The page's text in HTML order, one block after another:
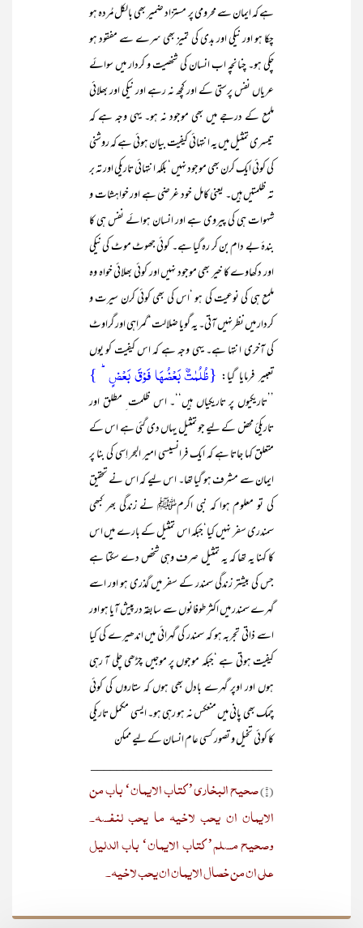
ہے کہ ایمان سے محرومی پر مستزاد ضمیر بھی بالکل مُردہ ہو
چکا ہو اور نیکی اور بدی کی تمیز بھی سرے سے مفقود ہو
چکی ہو۔ چنانچہ اب انسان کی شخصیت و کردار میں سوائے
عریاں نفس پرستی کے اور کچھ نہ رہے اور نیکی اور بھلائی
ملمع کے درجے میں بھی موجود نہ ہو۔ یہی وجہ ہے کہ
تیسری تمثیل میں یہ انتہائی کیفیت بیان ہوئی ہے کہ روشنی
کی کوئی ایک کرن بھی موجود نہیں‘ بلکہ انتہائی تاریکی اور تہ بر
تہ ظلمتیں ہیں۔ یعنی کامل خود غرضی ہے اور خواہشات و
شہوات ہی کی پیروی ہے اور انسان ہوائے نفس ہی کا
بندۂ بے دام بن کر رہ گیا ہے۔ کوئی جھوٹ موٹ کی نیکی
اور دکھاوے کا خیر بھی موجود نہیں اور کوئی بھلائی خواہ وہ
ملمع ہی کی نوعیت کی ہو ‘اس کی بھی کوئی کرن سیرت و
کردار میں نظرنہیں آتی۔ یہ گویا ضلالت‘ گمراہی اور گراوٹ
کی آخری انتہا ہے۔ یہی وجہ ہے کہ اس کیفیت کو یوں
تعبیر فرمایا گیا: {ظُلُمٰتٌۢ بَعۡضُہَا فَوۡقَ بَعۡضٍ ؕ }
’’تاریکیوں پر تاریکیاں ہیں‘‘۔ اس ظلمت ِ مطلق اور
تاریکیٔ محض کے لیے جو تمثیل یہاں دی گئی ہے اس کے
متعلق کہا جاتا ہے کہ ایک فرانسیسی امیر البحر اِسی کی بنا پر
ایمان سے مشرف ہو گیا تھا۔ اس لیے کہ اس نے تحقیق
کی تو معلوم ہوا کہ نبی اکرمﷺ نے زندگی بھر کبھی
سمندری سفر نہیں کیا‘جبکہ اس تمثیل کے بارے میں اس
کا کہنا یہ تھا کہ یہ تمثیل صرف وہی شخص دے سکتا ہے
جس کی بیشتر زندگی سمندر کے سفر میں گذری ہو اور اسے
گہرے سمندر میں اکثر طوفانوں سے سابقہ درپیش آیا ہو اور
اسے ذاتی تجربہ ہو کہ سمندر کی گہرائی میں اندھیرے کی کیا
کیفیت ہوتی ہے ‘جبکہ موجوں پر موجیں چڑھی چلی آ رہی
ہوں اور اوپر گہرے بادل بھی ہوں کہ ستاروں کی کوئی
چمک بھی پانی میں منعکس نہ ہو رہی ہو۔ ایسی مکمل تاریکی
کا کوئی تخیل و تصور کسی عام انسان کے لیے ممکن
____________________________
(۱) صحیح البخاری’ کتاب الایمان‘ باب من
الایمان ان یحب لاخیہ ما یحب لنفسہ۔
وصحیح مسلم’ کتاب الایمان‘ باب الدلیل
علی ان من خصال الایمان ان یحب لاخیہ۔